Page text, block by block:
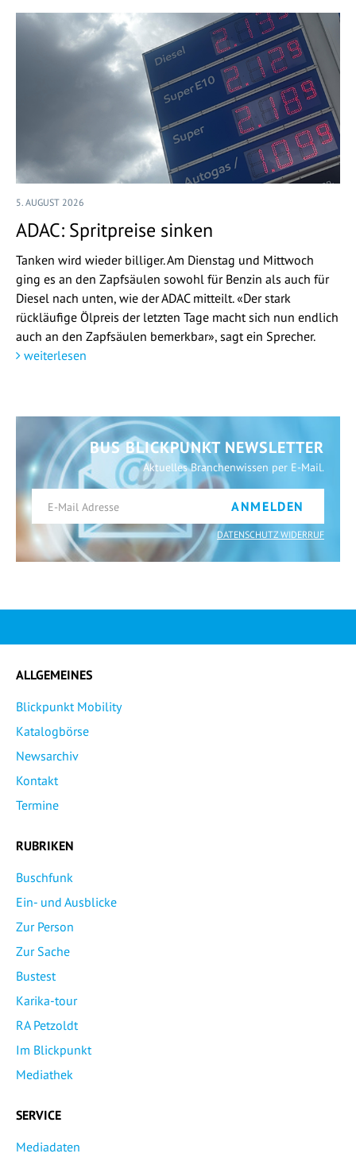
5. AUGUST 2026
ADAC: Spritpreise sinken
Tanken wird wieder billiger. Am Dienstag und Mittwoch
ging es an den Zapfsäulen sowohl für Benzin als auch für
Diesel nach unten, wie der ADAC mitteilt. «Der stark
rückläufige Ölpreis der letzten Tage macht sich nun endlich
auch an den Zapfsäulen bemerkbar», sagt ein Sprecher.
weiterlesen
BUS BLICKPUNKT NEWSLETTER
Aktuelles Branchenwissen per E-Mail.
ANMELDEN
DATENSCHUTZ WIDERRUF
ALLGEMEINES
Blickpunkt Mobility
Katalogbörse
Newsarchiv
Kontakt
Termine
RUBRIKEN
Buschfunk
Ein- und Ausblicke
Zur Person
Zur Sache
Bustest
Karika-tour
RA Petzoldt
Im Blickpunkt
Mediathek
SERVICE
Mediadaten